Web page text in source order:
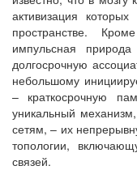
активизация
пространстве.
импульсная
долгосрочную
небольшому
– краткосрочную
уникальный
сетям, – их
топологии,
связей.